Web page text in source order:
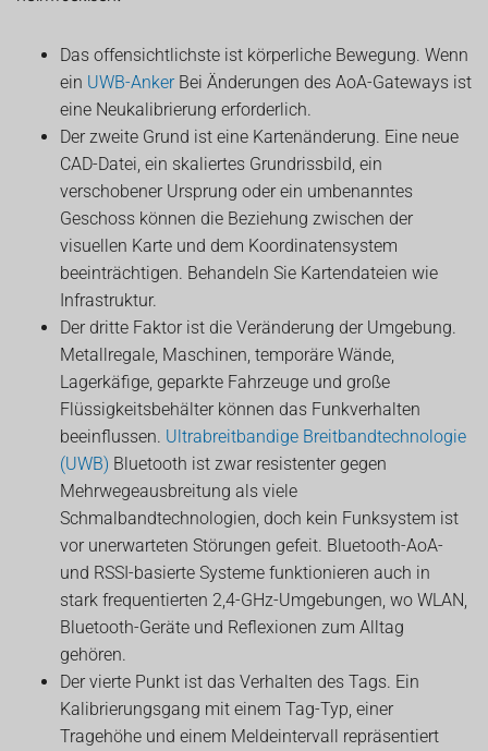
Das offensichtlichste ist körperliche Bewegung. Wenn
ein UWB-AnkerBei Änderungen des AoA-Gateways ist
eine Neukalibrierung erforderlich.
Der zweite Grund ist eine Kartenänderung. Eine neue
CAD-Datei, ein skaliertes Grundrissbild, ein
verschobener Ursprung oder ein umbenanntes
Geschoss können die Beziehung zwischen der
visuellen Karte und dem Koordinatensystem
beeinträchtigen. Behandeln Sie Kartendateien wie
Infrastruktur.
Der dritte Faktor ist die Veränderung der Umgebung.
Metallregale, Maschinen, temporäre Wände,
Lagerkäfige, geparkte Fahrzeuge und große
Flüssigkeitsbehälter können das Funkverhalten
beeinflussen. Ultrabreitbandige Breitbandtechnologie
(UWB) Bluetooth ist zwar resistenter gegen
Mehrwegeausbreitung als viele
Schmalbandtechnologien, doch kein Funksystem ist
vor unerwarteten Störungen gefeit. Bluetooth-AoA-
und RSSI-basierte Systeme funktionieren auch in
stark frequentierten 2,4-GHz-Umgebungen, wo WLAN,
Bluetooth-Geräte und Reflexionen zum Alltag
gehören.
Der vierte Punkt ist das Verhalten des Tags. Ein
Kalibrierungsgang mit einem Tag-Typ, einer
Tragehöhe und einem Meldeintervall repräsentiert